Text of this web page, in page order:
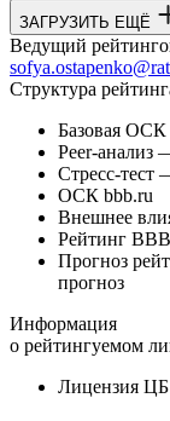
ЗАГРУЗИТЬ ЕЩЁ
Ведущий
Структура
Базовая ОСК
Peer-анализ
Стресс-тест
ОСК bbb.ru
Внешнее
Рейтинг
Прогноз
прогноз
Информация
о рейтингуемом
Лицензия